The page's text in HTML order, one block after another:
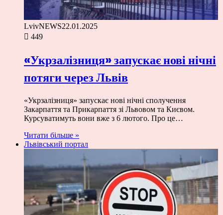
LvivNEWS22.01.2025
449
«Укрзалізниця» запускає нові нічні
потяги через Львів
«Укрзалізниця» запускає нові нічні сполучення
Закарпаття та Прикарпаття зі Львовом та Києвом.
Курсуватимуть вони вже з 6 лютого. Про це…
Читати більше »
Львівський портал